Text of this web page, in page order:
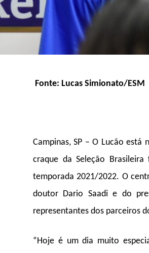
Fonte: Lucas Simionato/ESM
Campinas, SP – O Lucão
craque da Seleção
temporada 2021/2022. O
doutor Dario Saadi e do
representantes dos parceiros
“Hoje é um dia muito